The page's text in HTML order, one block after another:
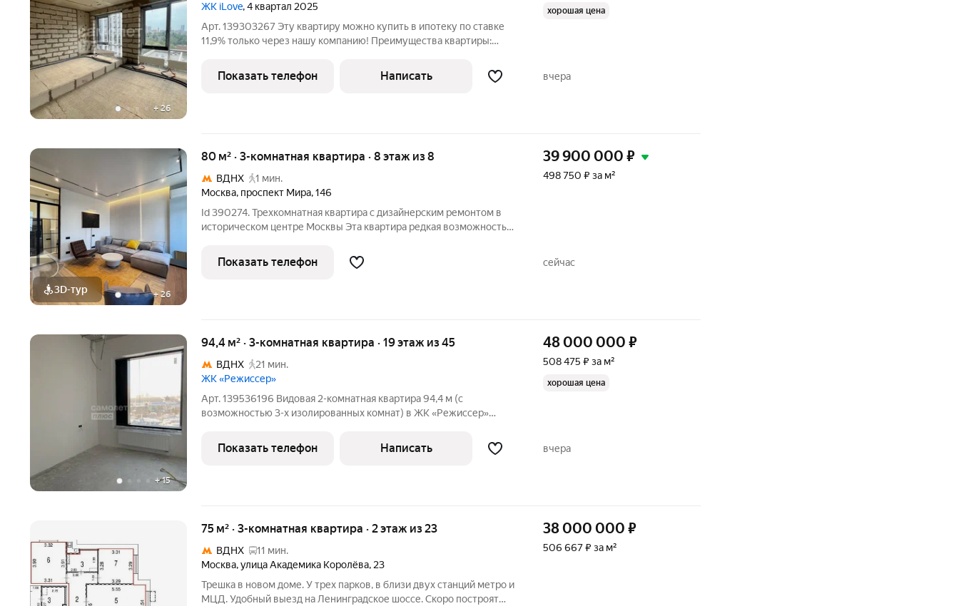
+26
ЖК iLove, 4 квартал 2025
Арт. 139303267 Эту квартиру можно купить в ипотеку по ставке
11,9% только через нашу компанию! Преимущества квартиры:
паркинг и современные лобби; высокий потенциал роста
стоимости
хорошая цена
Показать телефон Написать вчера
3D-тур +26
80 м² · 3-комнатная квартира · 8 этаж из 8
ВДНХ
1 мин.
Москва, проспект Мира,146
Id 390274. Трехкомнатная квартира с дизайнерским ремонтом в
историческом центре Москвы Эта квартира редкая возможность
Расположенная на восьмом этаже сталинского дома 1959 года
постройки
39 900 000 ₽
498 750 ₽ за м²
Показать телефон сейчас
+15
94,4 м² · 3-комнатная квартира · 19 этаж из 45
ВДНХ
21 мин.
ЖК «Режиссер»
Арт. 139536196 Видовая 2-комнатная квартира 94,4 м (с
возможностью 3-х изолированных комнат) в ЖК «Режиссер»
Адрес: Москва, ул. Вильгельма Пика, 1. Ключевые преимущества
квартиры:Престижный
48 000 000 ₽
508 475 ₽ за м²
хорошая цена
Показать телефон Написать вчера
75 м² · 3-комнатная квартира · 2 этаж из 23
ВДНХ
11 мин.
Москва,улица Академика Королёва, 23
Трешка в новом доме. У трех парков, в близи двух станций метро и
МЦД. Удобный выезд на Ленинградское шоссе. Скоро построят
38 000 000 ₽
506 667 ₽ за м²